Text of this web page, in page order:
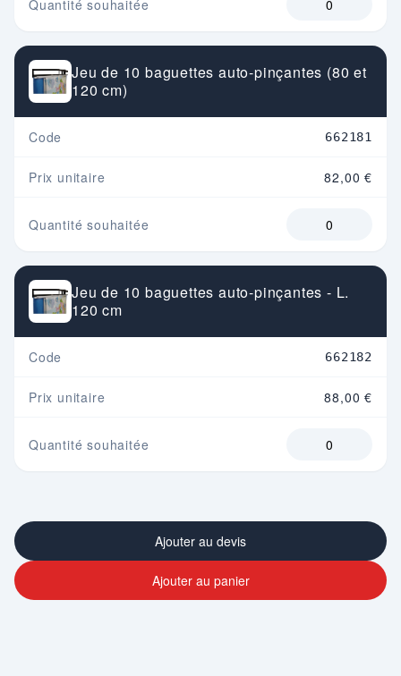
Quantité souhaitée
Jeu de 10 baguettes auto-pinçantes (80 et
120 cm)
Code 662181
Prix unitaire 82,00 €
Quantité souhaitée
Jeu de 10 baguettes auto-pinçantes - L.
120 cm
Code 662182
Prix unitaire 88,00 €
Quantité souhaitée
Ajouter au devis
Ajouter au panier